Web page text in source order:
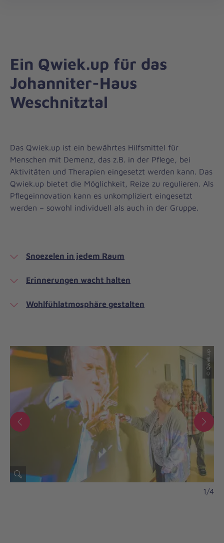
Ein Qwiek.up für das
Johanniter-Haus
Weschnitztal
Das Qwiek.up ist ein bewährtes Hilfsmittel für
Menschen mit Demenz, das z.B. in der Pflege, bei
Aktivitäten und Therapien eingesetzt werden kann. Das
Qwiek.up bietet die Möglichkeit, Reize zu regulieren. Als
Pflegeinnovation kann es unkompliziert eingesetzt
werden – sowohl individuell als auch in der Gruppe.
Snoezelen in jedem Raum
Erinnerungen wacht halten
Wohlfühlatmosphäre gestalten
© Qwiek.up
1/4